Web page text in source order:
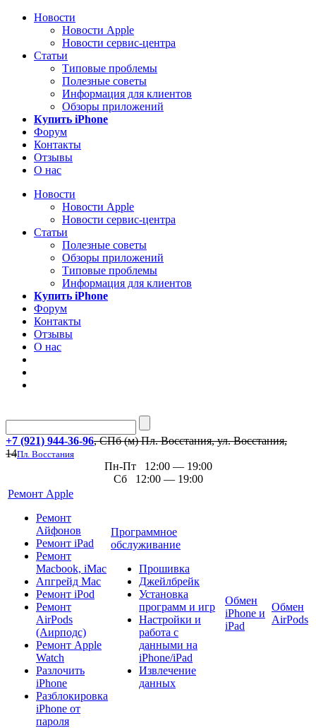
Новости
Новости Apple
Новости сервис-центра
Статьи
Типовые проблемы
Полезные советы
Информация для клиентов
Обзоры приложений
Купить iPhone
Форум
Контакты
Отзывы
О нас
Новости
Новости Apple
Новости сервис-центра
Статьи
Полезные советы
Обзоры приложений
Типовые проблемы
Информация для клиентов
Купить iPhone
Форум
Контакты
Отзывы
О нас
+7 (921) 944-36-96, СПб (м) Пл. Восстания, ул. Восстания,
14Пл. Восстания
Пн-Пт 12:00 — 19:00
Сб 12:00 — 19:00
Ремонт Apple
Ремонт
Айфонов
Ремонт iPad
Ремонт
Macbook, iMac
Апгрейд Mac
Ремонт iPod
Ремонт
AirPods
(Аирподс)
Ремонт Apple
Watch
Разлочить
iPhone
Разблокировка
iPhone от
пароля
Программное
обслуживание
Прошивка
Джейлбрейк
Установка
программ и игр
Настройки и
работа с
данными на
iPhone/iPad
Извлечение
данных
Обмен
iPhone и
iPad
Обмен
AirPods